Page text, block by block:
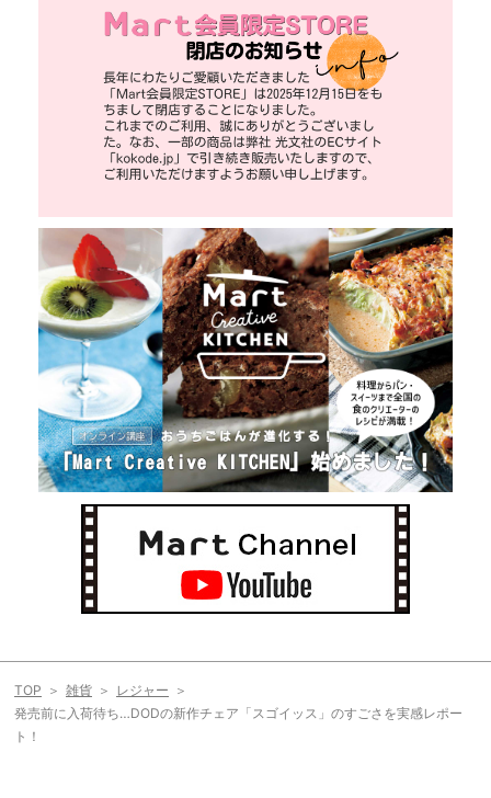
TOP 雑貨
レジャー
発売前に入荷待ち…DODの新作チェア「スゴイッス」のすごさを実感レポー
ト！